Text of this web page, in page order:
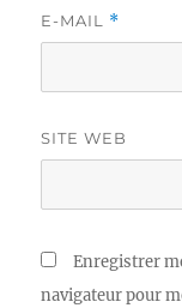
E-MAIL *
SITE WEB
Enregistrer
navigateur pour